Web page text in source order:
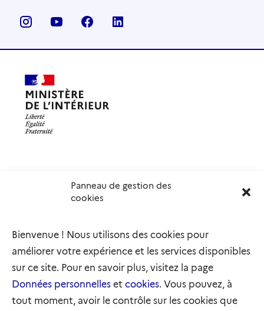
Panneau de gestion des
cookies
Bienvenue ! Nous utilisons des cookies pour
améliorer votre expérience et les services disponibles
sur ce site. Pour en savoir plus, visitez la page
Données personnelles et cookies. Vous pouvez, à
tout moment, avoir le contrôle sur les cookies que
Délégation interministérielle à l’accueil et à l’intégration
elysee.fr
info.gouv.fr
legifrance.gouv.fr
refugies.info
initiativemarianne.fr